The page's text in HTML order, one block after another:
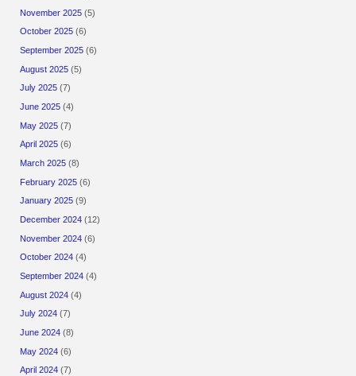
November 2025 (5)
October 2025 (6)
September 2025 (6)
August 2025 (5)
July 2025 (7)
June 2025 (4)
May 2025 (7)
April 2025 (6)
March 2025 (8)
February 2025 (6)
January 2025 (9)
December 2024 (12)
November 2024 (6)
October 2024 (4)
September 2024 (4)
August 2024 (4)
July 2024 (7)
June 2024 (8)
May 2024 (6)
April 2024 (7)